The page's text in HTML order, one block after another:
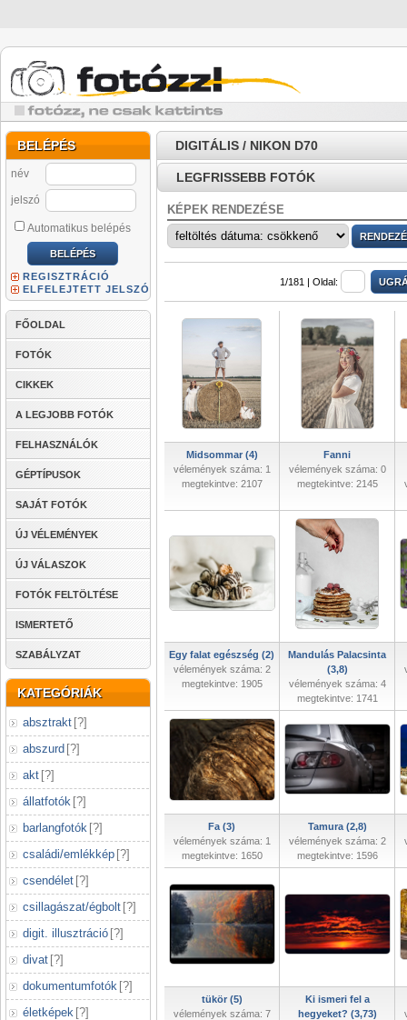
BELÉPÉS
név
jelszó
Automatikus belépés
REGISZTRÁCIÓ
ELFELEJTETT JELSZÓ
FŐOLDAL
FOTÓK
CIKKEK
A LEGJOBB FOTÓK
FELHASZNÁLÓK
GÉPTÍPUSOK
SAJÁT FOTÓK
ÚJ VÉLEMÉNYEK
ÚJ VÁLASZOK
FOTÓK FELTÖLTÉSE
ISMERTETŐ
SZABÁLYZAT
KATEGÓRIÁK
absztrakt [?]
abszurd [?]
akt [?]
állatfotók [?]
barlangfotók [?]
családi/emlékkép [?]
csendélet [?]
csillagászat/égbolt [?]
digit. illusztráció [?]
divat [?]
dokumentumfotók [?]
életképek [?]
DIGITÁLIS / NIKON D70
LEGFRISSEBB FOTÓK
KÉPEK RENDEZÉSE
1/181 | Oldal:
Midsommar (4)
vélemények száma: 1
megtekintve: 2107
Fanni
vélemények száma: 0
megtekintve: 2145
Egy falat egészség (2)
vélemények száma: 2
megtekintve: 1905
Mandulás Palacsinta
(3,8)
vélemények száma: 4
megtekintve: 1741
Fa (3)
vélemények száma: 1
megtekintve: 1650
Tamura (2,8)
vélemények száma: 2
megtekintve: 1596
tükör (5)
vélemények száma: 7
Ki ismeri fel a
hegyeket? (3,73)